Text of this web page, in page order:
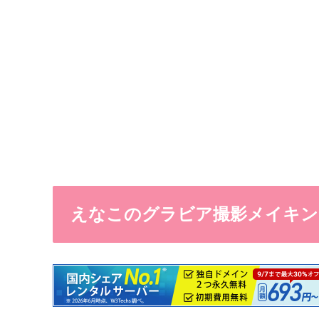
えなこのグラビア撮影メイキ